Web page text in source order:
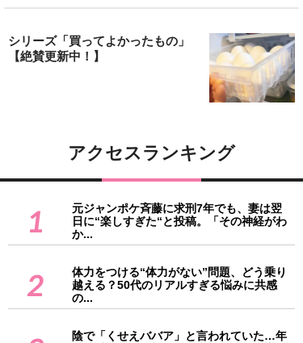
シリーズ「買ってよかったもの」
【絶賛更新中！】
アクセスランキング
1
元ジャンポケ斉藤に求刑7年でも、妻は翌
日に“楽しすぎた“と投稿。「その神経がわ
か...
2
体力をつける“体力がない”問題、どう乗り
越える？50代のリアルすぎる悩みに共感
の...
陰で「くせえババア」と言われていた…年